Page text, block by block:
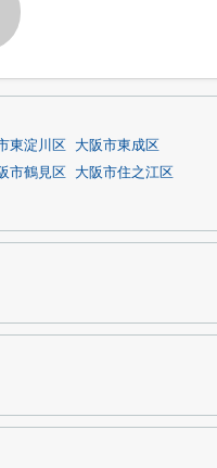
東淀川区
大阪市東成区
市鶴見区
大阪市住之江区